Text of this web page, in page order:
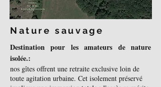
Nature sauvage
Destination pour les amateurs de nature
isolée.:
nos gîtes offrent une retraite exclusive loin de
toute agitation urbaine. Cet isolement préservé